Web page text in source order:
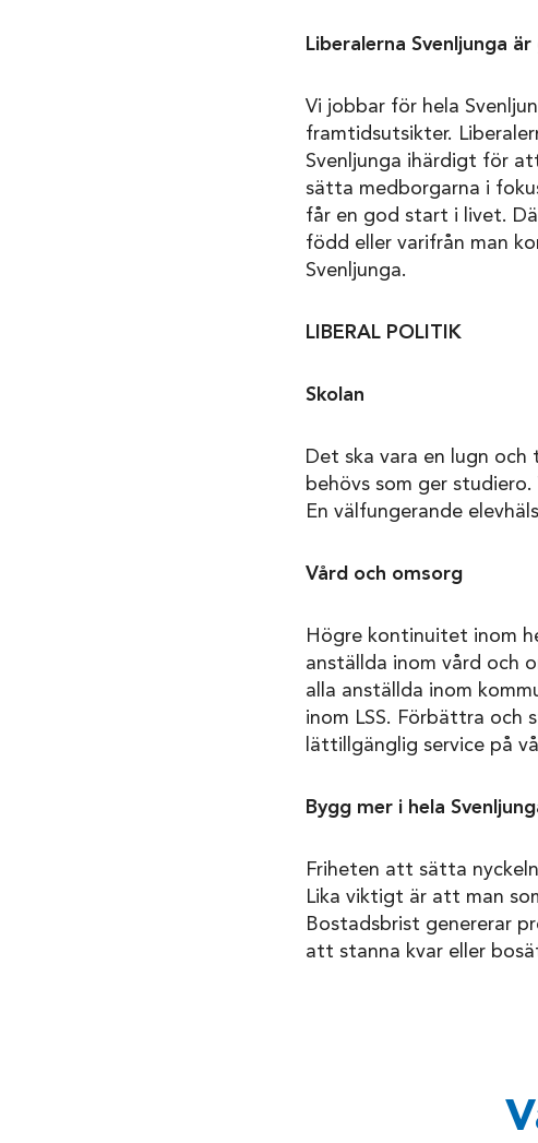
Liberalerna Svenljunga
Vi jobbar för hela
framtidsutsikter.
Svenljunga ihärdigt för
sätta medborgarna i
får en god start i livet.
född eller varifrån man
Svenljunga.
LIBERAL POLITIK
Skolan
Det ska vara en lugn
behövs som ger
En välfungerande
Vård och omsorg
Högre kontinuitet inom
anställda inom vård och
alla anställda inom
inom LSS. Förbättra och
lättillgänglig service på
Bygg mer i hela
Friheten att sätta
Lika viktigt är att man
Bostadsbrist genererar
att stanna kvar eller